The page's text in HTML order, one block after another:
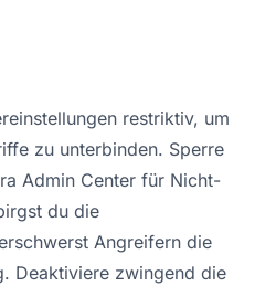
restriktiv, um
zu unterbinden. Sperre
Admin Center für Nicht-
du die
Angreifern die
Deaktiviere zwingend die